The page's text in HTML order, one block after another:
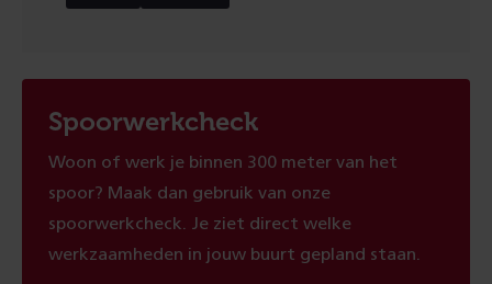
Spoorwerkcheck
Woon of werk je binnen 300 meter van het
spoor? Maak dan gebruik van onze
spoorwerkcheck. Je ziet direct welke
werkzaamheden in jouw buurt gepland staan.